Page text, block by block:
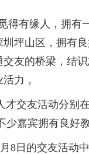
有缘人，拥有
坪山区，拥有
友的桥梁，结
力 。
交友活动分别
嘉宾拥有良好
日的交友活动